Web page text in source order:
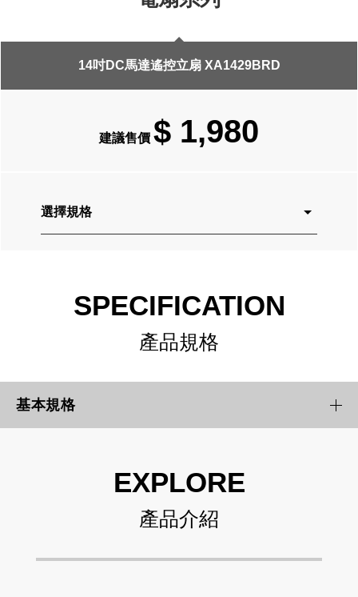
14吋DC馬達遙控立扇 XA1429BRD
建議售價 $ 1,980
選擇規格
SPECIFICATION
產品規格
基本規格
EXPLORE
產品介紹